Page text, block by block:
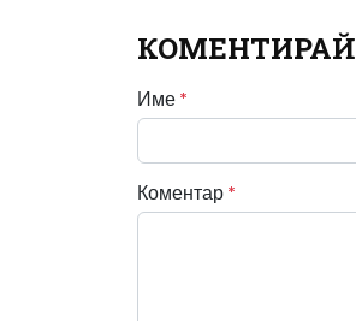
КОМЕНТИРАЙ
Име *
Коментар *